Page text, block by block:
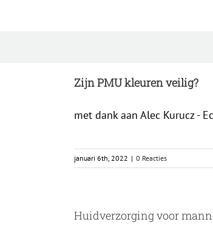
Zijn PMU kleuren veilig?
met dank aan Alec Kurucz -
januari 6th, 2022 | 0 Reacties
Huidverzorging voor